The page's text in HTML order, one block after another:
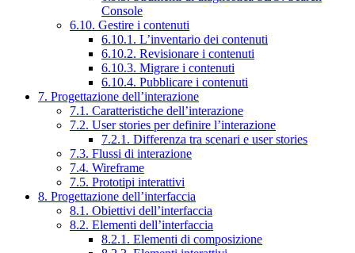
Console
6.10. Gestire i contenuti
6.10.1. L’inventario dei contenuti
6.10.2. Revisionare i contenuti
6.10.3. Migrare i contenuti
6.10.4. Pubblicare i contenuti
7. Progettazione dell’interazione
7.1. Caratteristiche dell’interazione
7.2. User stories per definire l’interazione
7.2.1. Differenza tra scenari e user stories
7.3. Flussi di interazione
7.4. Wireframe
7.5. Prototipi interattivi
8. Progettazione dell’interfaccia
8.1. Obiettivi dell’interfaccia
8.2. Elementi dell’interfaccia
8.2.1. Elementi di composizione